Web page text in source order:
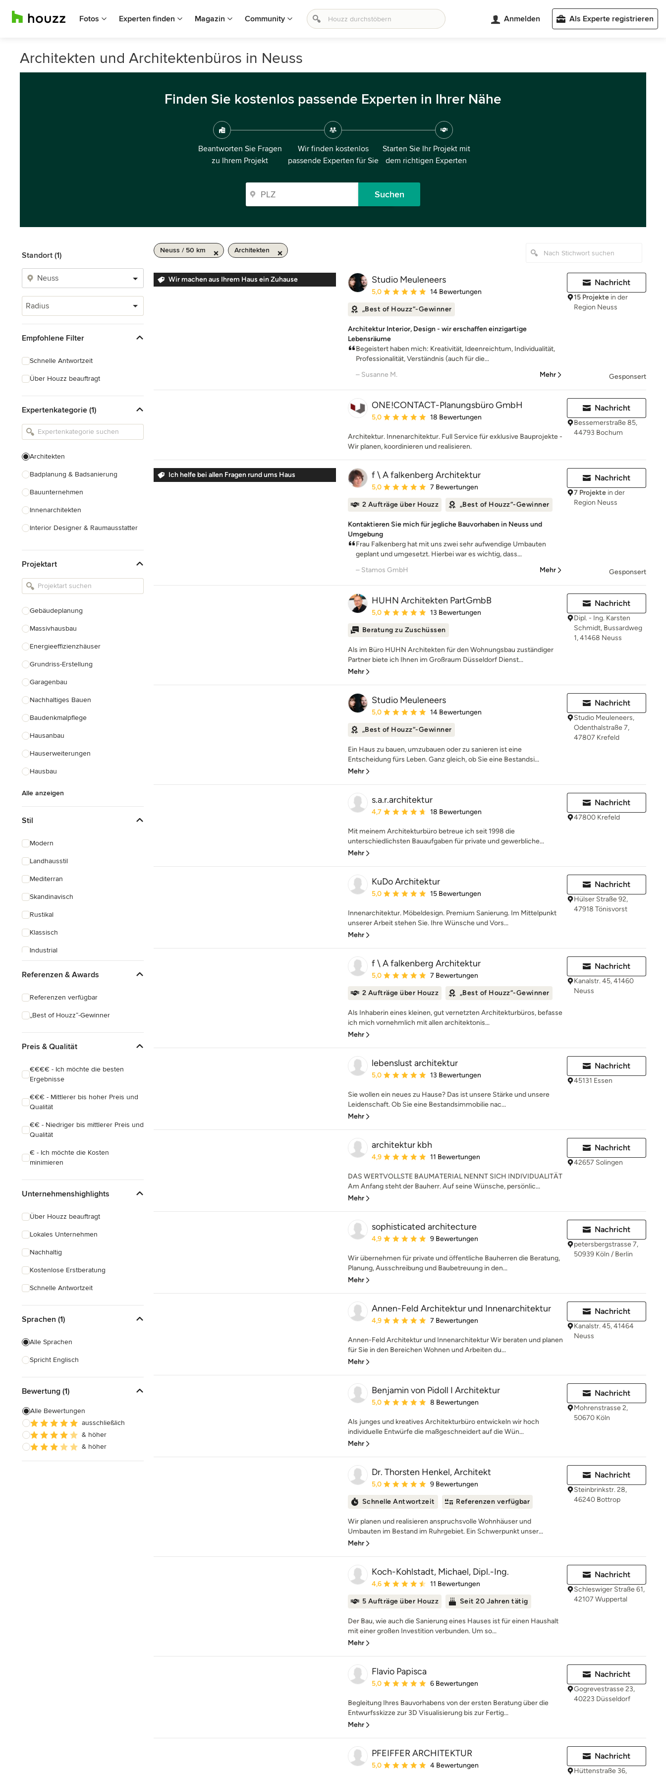
Fotos Experten finden Magazin Community Anmelden Als Experte registrieren
Architekten und Architektenbüros in Neuss
Finden Sie kostenlos passende Experten in Ihrer Nähe
Beantworten Sie Fragen
zu Ihrem Projekt
Wir finden kostenlos
passende Experten für Sie
Starten Sie Ihr Projekt mit
dem richtigen Experten
Suchen
Standort (1)
Radius
Empfohlene Filter
Schnelle Antwortzeit
Über Houzz beauftragt
Expertenkategorie (1)
Architekten
Badplanung & Badsanierung
Bauunternehmen
Innenarchitekten
Interior Designer & Raumausstatter
Landschaftsarchitekten
Armaturen & Sanitärbedarf
Einbauschränke
Projektart
Gebäudeplanung
Massivhausbau
Energieeffizienzhäuser
Grundriss-Erstellung
Garagenbau
Nachhaltiges Bauen
Baudenkmalpflege
Hausanbau
Hauserweiterungen
Hausbau
Alle anzeigen
Stil
Modern
Landhausstil
Mediterran
Skandinavisch
Rustikal
Klassisch
Industrial
Referenzen & Awards
Referenzen verfügbar
„Best of Houzz“-Gewinner
Preis & Qualität
€€€€ - Ich möchte die besten
Ergebnisse
€€€ - Mittlerer bis hoher Preis und
Qualität
€€ - Niedriger bis mittlerer Preis und
Qualität
€ - Ich möchte die Kosten
minimieren
Unternehmenshighlights
Über Houzz beauftragt
Lokales Unternehmen
Nachhaltig
Kostenlose Erstberatung
Schnelle Antwortzeit
Sprachen (1)
Alle Sprachen
Spricht Englisch
Bewertung (1)
Alle Bewertungen
ausschließlich
& höher
& höher
Neuss / 50 km Architekten
Wir machen aus Ihrem Haus ein Zuhause Studio Meuleneers
Durchschnittliche Bewertung: 5 von 5 Sternen
5,0 14 Bewertungen
„Best of Houzz“-Gewinner
Architektur Interior, Design - wir erschaffen einzigartige
Lebensräume
Begeistert haben mich: Kreativität, Ideenreichtum, Individualität,
Professionalität, Verständnis (auch für die...
– Susanne M.
Mehr
Nachricht
15 Projekte in der
Region Neuss
Gesponsert
ONE!CONTACT-Planungsbüro GmbH
Durchschnittliche Bewertung: 5 von 5 Sternen
5,0 18 Bewertungen
Architektur. Innenarchitektur. Full Service für exklusive Bauprojekte -
Wir planen, koordinieren und realisieren.
Nachricht
Bessemerstraße 85,
44793 Bochum
Ich helfe bei allen Fragen rund ums Haus f \ A falkenberg Architektur
Durchschnittliche Bewertung: 5 von 5 Sternen
5,0 7 Bewertungen
2 Aufträge über Houzz „Best of Houzz“-Gewinner
Kontaktieren Sie mich für jegliche Bauvorhaben in Neuss und
Umgebung
Frau Falkenberg hat mit uns zwei sehr aufwendige Umbauten
geplant und umgesetzt. Hierbei war es wichtig, dass...
– Stamos GmbH
Mehr
Nachricht
7 Projekte in der
Region Neuss
Gesponsert
HUHN Architekten PartGmbB
Durchschnittliche Bewertung: 5 von 5 Sternen
5,0 13 Bewertungen
Beratung zu Zuschüssen
Als im Büro HUHN Architekten für den Wohnungsbau zuständiger
Partner biete ich Ihnen im Großraum Düsseldorf Dienst...
Mehr
Nachricht
Dipl. - Ing. Karsten
Schmidt, Bussardweg
1, 41468 Neuss
Studio Meuleneers
Durchschnittliche Bewertung: 5 von 5 Sternen
5,0 14 Bewertungen
„Best of Houzz“-Gewinner
Ein Haus zu bauen, umzubauen oder zu sanieren ist eine
Entscheidung fürs Leben. Ganz gleich, ob Sie eine Bestandsi...
Mehr
Nachricht
Studio Meuleneers,
Odenthalstraße 7,
47807 Krefeld
s.a.r.architektur
Durchschnittliche Bewertung: 4.7 von 5 Sternen
4,7 18 Bewertungen
Mit meinem Architekturbüro betreue ich seit 1998 die
unterschiedlichsten Bauaufgaben für private und gewerbliche...
Mehr
Nachricht
47800 Krefeld
KuDo Architektur
Durchschnittliche Bewertung: 5 von 5 Sternen
5,0 15 Bewertungen
Innenarchitektur. Möbeldesign. Premium Sanierung. Im Mittelpunkt
unserer Arbeit stehen Sie. Ihre Wünsche und Vors...
Mehr
Nachricht
Hülser Straße 92,
47918 Tönisvorst
f \ A falkenberg Architektur
Durchschnittliche Bewertung: 5 von 5 Sternen
5,0 7 Bewertungen
2 Aufträge über Houzz „Best of Houzz“-Gewinner
Als Inhaberin eines kleinen, gut vernetzten Architekturbüros, befasse
ich mich vornehmlich mit allen architektonis...
Mehr
Nachricht
Kanalstr. 45, 41460
Neuss
lebenslust architektur
Durchschnittliche Bewertung: 5 von 5 Sternen
5,0 13 Bewertungen
Sie wollen ein neues zu Hause? Das ist unsere Stärke und unsere
Leidenschaft. Ob Sie eine Bestandsimmobilie nac...
Mehr
Nachricht
45131 Essen
architektur kbh
Durchschnittliche Bewertung: 4.9 von 5 Sternen
4,9 11 Bewertungen
DAS WERTVOLLSTE BAUMATERIAL NENNT SICH INDIVIDUALITÄT
Am Anfang steht der Bauherr. Auf seine Wünsche, persönlic...
Mehr
Nachricht
42657 Solingen
sophisticated architecture
Durchschnittliche Bewertung: 4.9 von 5 Sternen
4,9 9 Bewertungen
Wir übernehmen für private und öffentliche Bauherren die Beratung,
Planung, Ausschreibung und Baubetreuung in den...
Mehr
Nachricht
petersbergstrasse 7,
50939 Köln / Berlin
Annen-Feld Architektur und Innenarchitektur
Durchschnittliche Bewertung: 4.9 von 5 Sternen
4,9 7 Bewertungen
Annen-Feld Architektur und Innenarchitektur Wir beraten und planen
für Sie in den Bereichen Wohnen und Arbeiten du...
Mehr
Nachricht
Kanalstr. 45, 41464
Neuss
Benjamin von Pidoll I Architektur
Durchschnittliche Bewertung: 5 von 5 Sternen
5,0 8 Bewertungen
Als junges und kreatives Architekturbüro entwickeln wir hoch
individuelle Entwürfe die maßgeschneidert auf die Wün...
Mehr
Nachricht
Mohrenstrasse 2,
50670 Köln
Dr. Thorsten Henkel, Architekt
Durchschnittliche Bewertung: 5 von 5 Sternen
5,0 9 Bewertungen
Schnelle Antwortzeit Referenzen verfügbar
Wir planen und realisieren anspruchsvolle Wohnhäuser und
Umbauten im Bestand im Ruhrgebiet. Ein Schwerpunkt unser...
Mehr
Nachricht
Steinbrinkstr. 28,
46240 Bottrop
Koch-Kohlstadt, Michael, Dipl.-Ing.
Durchschnittliche Bewertung: 4.6 von 5 Sternen
4,6 11 Bewertungen
5 Aufträge über Houzz Seit 20 Jahren tätig
Der Bau, wie auch die Sanierung eines Hauses ist für einen Haushalt
mit einer großen Investition verbunden. Um so...
Mehr
Nachricht
Schleswiger Straße 61,
42107 Wuppertal
Flavio Papisca
Durchschnittliche Bewertung: 5 von 5 Sternen
5,0 6 Bewertungen
Begleitung Ihres Bauvorhabens von der ersten Beratung über die
Entwurfsskizze zur 3D Visualisierung bis zur Fertig...
Mehr
Nachricht
Gogrevestrasse 23,
40223 Düsseldorf
PFEIFFER ARCHITEKTUR
Durchschnittliche Bewertung: 5 von 5 Sternen
5,0 4 Bewertungen
Nachricht
Hüttenstraße 36,